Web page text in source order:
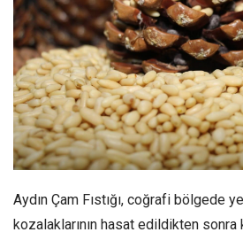
Aydın Çam Fıstığı, coğrafi bölgede
kozalaklarının hasat edildikten sonra